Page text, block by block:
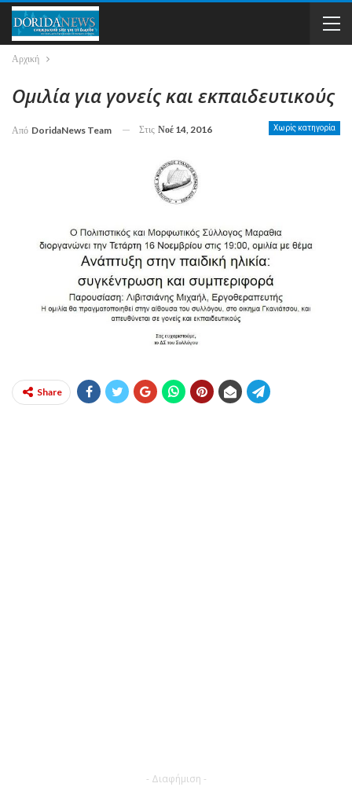
Αρχική
Ομιλία για γονείς και εκπαιδευτικούς
Χωρίς κατηγορία
Από DoridaNews Team Στις Νοέ 14, 2016
Share
- Διαφήμιση -